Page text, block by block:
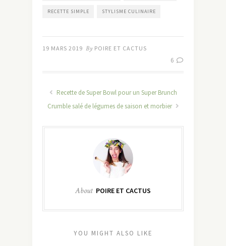
RECETTE SIMPLE STYLISME CULINAIRE
19 MARS 2019 By POIRE ET CACTUS
6
Recette de Super Bowl pour un Super Brunch
Crumble salé de légumes de saison et morbier
About POIRE ET CACTUS
YOU MIGHT ALSO LIKE